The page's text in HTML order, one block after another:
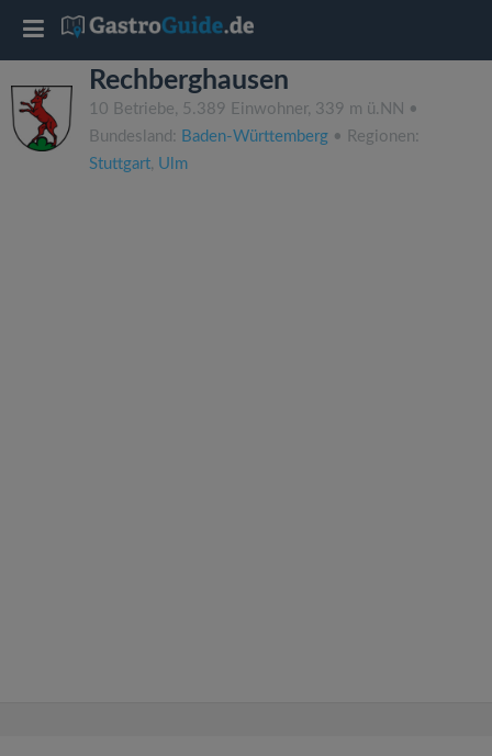
Rechberghausen
10 Betriebe, 5.389 Einwohner, 339 m ü.NN •
Bundesland: Baden-Württemberg • Regionen:
Stuttgart, Ulm
T
o
g